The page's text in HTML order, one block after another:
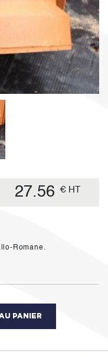
27.56 € HT
Romane.
PANIER